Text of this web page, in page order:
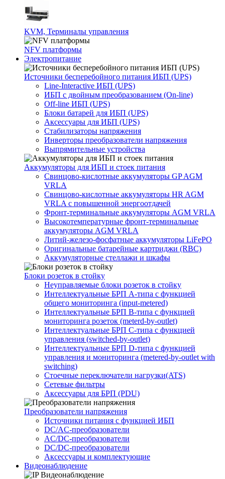
KVM, Терминалы управления
NFV платформы
Электропитание
Источники бесперебойного питания ИБП (UPS)
Line-Interactive ИБП (UPS)
ИБП с двойным преобразованием (On-line)
Off-line ИБП (UPS)
Блоки батарей для ИБП (UPS)
Аксессуары для ИБП (UPS)
Стабилизаторы напряжения
Инверторы преобразователи напряжения
Выпрямительные устройства
Аккумуляторы для ИБП и стоек питания
Свинцово-кислотные аккумуляторы GP AGM
VRLA
Свинцово-кислотные аккумуляторы HR AGM
VRLA с повышенной энергоотдачей
Фронт-терминальные аккумуляторы AGM VRLA
Высокотемпературные фронт-терминальные
аккумуляторы AGM VRLA
Литий-железо-фосфатные аккумуляторы LiFePO
Оригинальные батарейные картриджи (RBC)
Аккумуляторные стеллажи и шкафы
Блоки розеток в стойку
Неуправляемые блоки розеток в стойку
Интеллектуальные БРП А-типа с функцией
общего мониторинга (input-metered)
Интеллектуальные БРП B-типа с функцией
мониторинга розеток (meterd-by-outlet)
Интеллектуальные БРП C-типа с функцией
управления (switched-by-outlet)
Интеллектуальные БРП D-типа с функцией
управления и мониторинга (metered-by-outlet with
switching)
Стоечные переключатели нагрузки(ATS)
Сетевые фильтры
Аксессуары для БРП (PDU)
Преобразователи напряжения
Источники питания c функцией ИБП
DC/AC-преобразователи
AC/DC-преобразователи
DC/DC-преобразователи
Аксессуары и комплектующие
Видеонаблюдение